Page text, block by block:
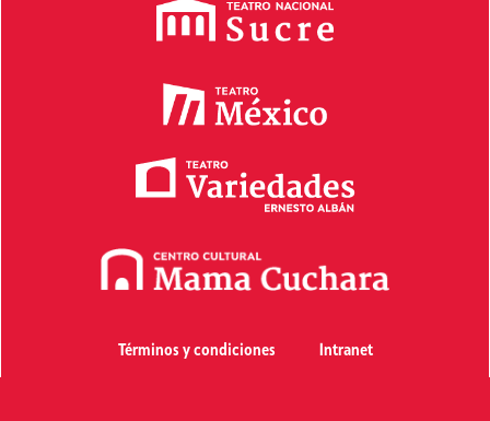
Términos y condiciones Intranet